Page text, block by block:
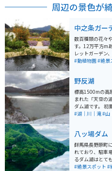
周辺の景色が
中之条ガー
数百種類の花々
す。12万平方m
レットガーデン
庭園があり、散
バラと、11月中
を感じられます
施設に加え、草
#動植物園#絶景
野反湖
標高1500mの高
まれた「天空の
ダム湖です。 初夏から秋にかけて、ニッコウキスゲなど
の300種類を超
ニジマスを釣る
になったニジマ
ています。
#湖｜川｜滝#山
八ッ場ダム
群馬県長野原町
れており、駐車
るダム湖はとて
様になりとても綺麗です。 道中の
#絶景スポット #